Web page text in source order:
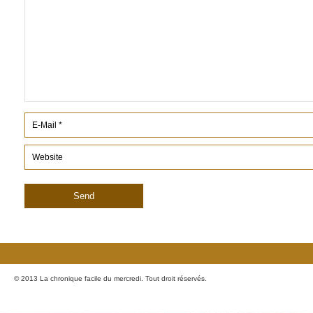
© 2013 La chronique facile du mercredi. Tout droit réservés.